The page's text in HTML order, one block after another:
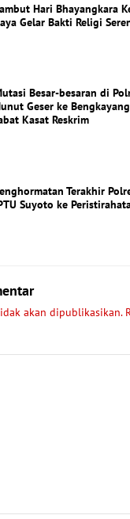
Hari Bhayangkara
Gelar Bakti Religi
Besar-besaran di
Geser ke
Kasat Reskrim
Terakhir
Suyoto ke
akan dipublikasikan.